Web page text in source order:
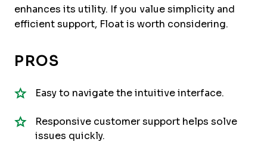
enhances its utility. If you value simplicity and
efficient support, Float is worth considering.
PROS
Easy to navigate the intuitive interface.
Responsive customer support helps solve
issues quickly.